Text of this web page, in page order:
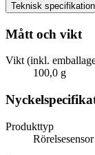
Teknisk specifikation
Mått och vikt
Vikt (inkl.
100,0 g
Produkttyp
Rörelsesensor